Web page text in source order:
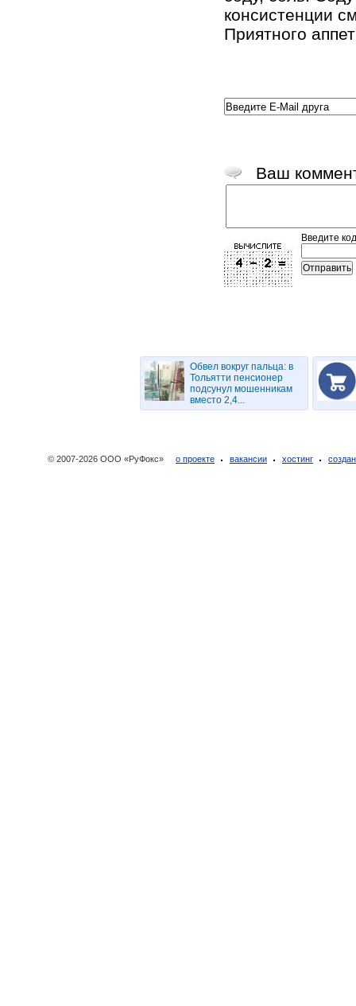
консистенции
Приятного
Ваш
Введите
Обвел вокруг пальца: в
Тольятти пенсионер
подсунул мошенникам
вместо 2,4...
© 2007-2026 ООО «РуФокс» о проекте вакансии хостинг